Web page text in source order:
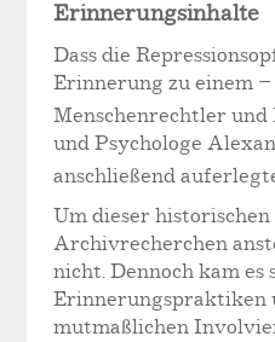
Erinnerungsinhalte
Dass die
Erinnerung zu einem
Menschenrechtler
und Psychologe
anschließend
Um dieser
Archivrecherchen
nicht. Dennoch kam
Erinnerungspraktiken
mutmaßlichen